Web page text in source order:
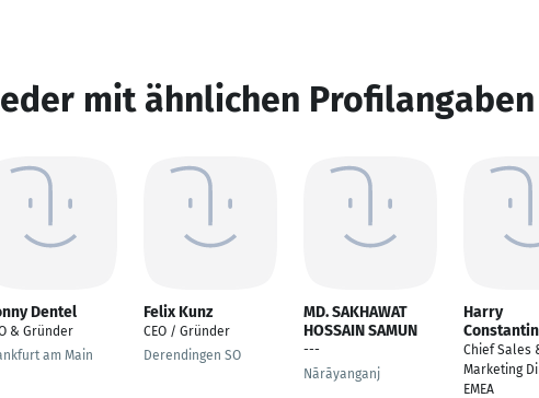
mit ähnlichen Profilangaben
Dentel
& Gründer
am Main
Felix Kunz
CEO / Gründer
Derendingen SO
MD. SAKHAWAT
HOSSAIN SAMUN
---
Nārāyanganj
Harry
Chief Sales
Marketing
EMEA